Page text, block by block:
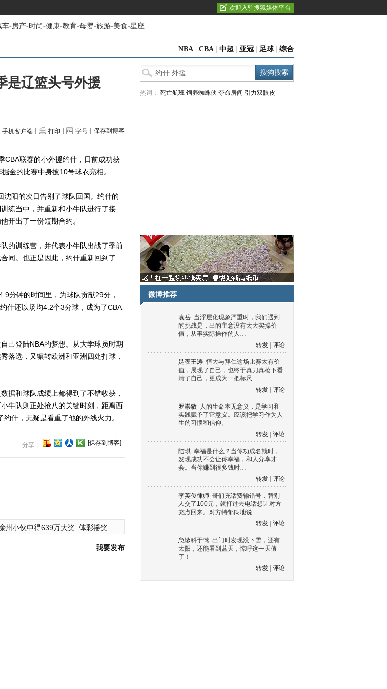
欢迎入驻搜狐媒体平台
车-房产-时尚-健康-教育-母婴-旅游-美食-星座
NBA CBA 中超 亚冠 足球 综合
是辽篮头号外援
手机客户端 打印 字号 保存到博客
联赛的小外援约什，日前成功获
金的比赛中身披10号球衣亮相。
阳的次日告别了球队回国。约什的
练当中，并重新和小牛队进行了接
开出了一份短期合约。
的训练营，并代表小牛队出战了季前
同。也正是因此，约什重新回到了
钟的时间里，为球队贡献29分，
什还以场均4.2个3分球，成为了CBA
登陆NBA的梦想。从大学球员时期
落选，又辗转欧洲和亚洲四处打球，
和球队成绩上都得到了不错收获，
牛队则正处抢八的关键时刻，距离西
什，无疑是看重了他的外线火力。
分享： [保存到博客]
州小伙中得639万大奖 体彩摇奖
我要发布
热词： 死亡航班 饲养蜘蛛侠 夺命房间 引力双眼皮
微博推荐
袁岳 当浮层化现象严重时，我们遇到
的挑战是，出的主意没有太大实操价
值，从事实际操作的人…
转发
评论
足夜王涛 恒大与拜仁这场比赛太有价
值，展现了自己，也终于真刀真枪下看
清了自己，更成为一把标尺…
转发
评论
罗崇敏 人的生命本无意义，是学习和
实践赋予了它意义。应该把学习作为人
生的习惯和信仰。
转发
评论
陆琪 幸福是什么？当你功成名就时，
发现成功不会让你幸福，和人分享才
会。当你赚到很多钱时…
转发
评论
李英俊律师 哥们充话费输错号，替别
人交了100元，就打过去电话想让对方
充点回来。对方特郁闷地说…
转发
评论
急诊科于莺 出门时发现没下雪，还有
太阳，还能看到蓝天，惊呼这一天值
了！
转发
评论